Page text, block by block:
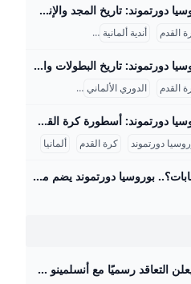
بوروسيا دورتموند: تاريخ المجد والإنجازات التاريخية بوروسيا دورتموند هو واحد من أعرق وأشهر الأندية في تاريخ كرة القدم الألمانية والعالمية، حيث تأسس في 19 ديسمبر 1909 بمدينة دورتموند الألمانية، وهو النادي الذي يحمل ألوان الأصفر والأسود. يتميز الفريق بتاريخ حافل بالإنجازات المحلية والقارية، ويرتبط اسمه بتاريخ عريق من المنافسات والألقاب التي حققها عبر أكثر من قرن من الزمن، بالإضافة إلى قاعدة جماهيرية ضخمة تعادل أكثر من 100 ألف عضو رسمياً، ويشتهر ملعبه “سيجنال إيدونا بارك” الذي يتسع لنحو 81,264 متفرج والذي يعد من أكبر وأفضل الملاعب في أوروبا، ويعرف المدرج الشهير “الجدار الأصفر” باعتباره واحدًا من أكثر المدرجات حماسًا في كرة القدم العالمية.
القدم أندية ألمانية
بوروسيا دورتموند: تاريخ البطولات والشغف الكروي بوروسيا دورتموند هو أحد أعرق وأشهر الأندية الألمانية في كرة القدم، تأسس عام 1909 في مدينة دورتموند الواقعة في ولاية شمال الراين-وستفاليا. يتميز النادي بالألوان الأصفر والأسود التي أصبحت رمزا معروفا يعكس شغف الفريق وجماهيره العريضة التي تملأ ملعبه الرسمي “سيجنال إيدونا بارك” بسعة تتجاوز 81,000 متفرج، وهو من أكبر وأشهر الملاعب في أوروبا، ويشتهر بمدرج “الجدار الأصفر” الذي يعتبر واحداً من أروع مدرجات المشجعين في كرة القدم العالمية. على الصعيد المحلي، يمتلك بوروسيا دورتموند سجلًا مدهشًا في الدوري الألماني “البوندسليجا” إذ توج باللقب في 8 مناسبات مختلفة منها أعوام 1956، 1957، 1963، ثم في فترة التسعينيات أعوام 1995 و1996، وأحدثها في العقود الأخيرة في 2011 و2012.
القدم الدوري الألماني
بوروسيا دورتموند: أسطورة كرة القدم الألمانية بوروسيا دورتموند هو نادٍ ألماني عريق تأسس في 19 ديسمبر 1909 بمدينة دورتموند الواقعة في منطقة الرور، شمال غرب ألمانيا، ويُعرف رسميًا باسم “بوروسيا دورتموند 09”. منذ تأسيسه، أصبح النادي رمزًا رياضيًا وثقافيًا هامًا في ألمانيا، حيث يمتلك قاعدة جماهيرية كبيرة تجاوزت 81,000 متفرج في ملعبه “سيغنال إيدونا بارك”، وهو أكبر ملعب في ألمانيا من حيث السعة. استقطب النادي عددًا من أبرز لاعبي كرة القدم وأسطوراته مثل يورغن كلينسمان وروبرت ليفاندوفسكي، مما أسهم في رفع مكانته ليس فقط محليًا بل وعالميًا.
دورتموند كرة القدم ألمانيا
هل ينهي أزمة الإصابات؟.. بوروسيا دورتموند يضم مدافع تشيلسي في صفقة عاجلة – جريدة مانشيت أعلن نادي بوروسيا دورتموند عن ضم المدافع الأرجنتيني أرون أنسلمينو من تشيلسي الإنجليزي على سبيل الإعارة حتى صيف 2026، مع خيار الشراء النهائي. جاءت هذه الخطوة اقرأ أيضًا:عودة نارية.. كرواتيا تستعيد قمة تصفيات مونديال 2026 فهل تحافظ عليها؟ أوضح لارس ريكن، المدير التنفيذي لبوروسيا دورتموند، أن هذه الصفقة كانت ضرورية وملحة. وأشار ريكن إلى أن الإصابات التي تعرض لها لاعبون أساسيون في قلب الدفاع، مثل إيمري تشان ونيكو شلوتيربك ونيكلاس زوله، دفعت إدارة النادي للتحرك بسرعة لتدعيم هذا المركز الحيوي لضمان استقرار الفريق.
بوروسيا دورتموند يعلن التعاقد رسميًا مع أنسلمينو من تشيلسي لتعزيز الدفاع - محتوى بلس أعلن نادي بوروسيا دورتموند عن ضم المدافع الأرجنتيني أرون أنسلمينو قادمًا من تشيلسي خلال فترة الانتقالات الصيفية الحالية، حيث جاء التعاقد على سبيل الإعارة لمدة Byأحمد سيدUpdated on